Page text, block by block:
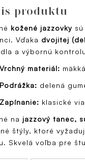
produktu
kožené jazzovky
Vďaka dvojitej
a výbornú
Vrchný materiál:
Podrážka: delená
Zapínanie: klasické
na jazzový tanec,
štýly, ktoré
Skvelá voľba pre